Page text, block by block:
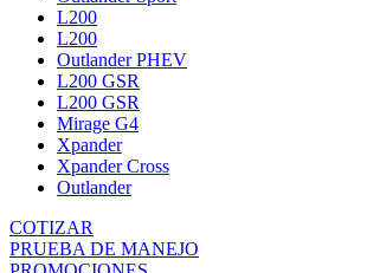
L200
L200
Outlander PHEV
L200 GSR
L200 GSR
Mirage G4
Xpander
Xpander Cross
Outlander
COTIZAR
PRUEBA DE MANEJO